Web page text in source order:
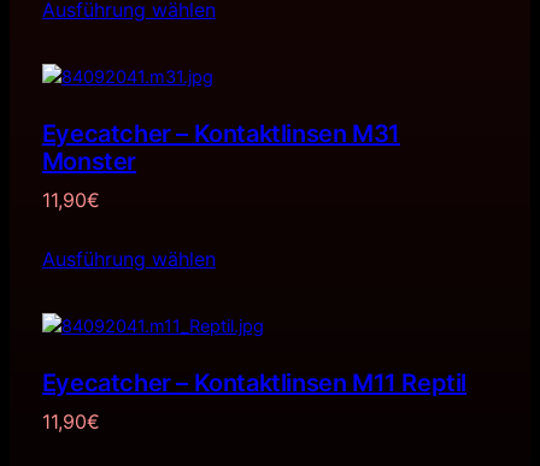
Ausführung wählen
Eyecatcher – Kontaktlinsen M31
Monster
11,90€
Ausführung wählen
Eyecatcher – Kontaktlinsen M11 Reptil
11,90€